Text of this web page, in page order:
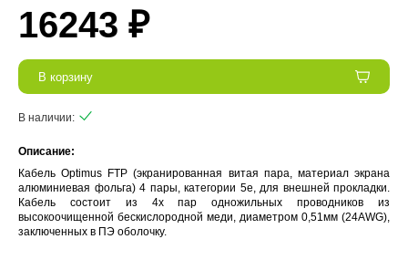
16243 ₽
В корзину
В наличии:
Описание:
Кабель Optimus FTP (экранированная витая пара, материал экрана
алюминиевая фольга) 4 пары, категории 5e, для внешней прокладки.
Кабель состоит из 4х пар одножильных проводников из
высокоочищенной бескислородной меди, диаметром 0,51мм (24AWG),
заключенных в ПЭ оболочку.